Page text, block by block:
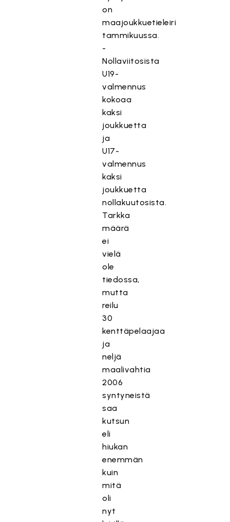
on
maajoukkuetieleiri
tammikuussa.
-
Nollaviitosista
U19-
valmennus
kokoaa
kaksi
joukkuetta
ja
U17-
valmennus
kaksi
joukkuetta
nollakuutosista.
Tarkka
määrä
ei
vielä
ole
tiedossa,
mutta
reilu
30
kenttäpelaajaa
ja
neljä
maalivahtia
2006
syntyneistä
saa
kutsun
eli
hiukan
enemmän
kuin
mitä
oli
nyt